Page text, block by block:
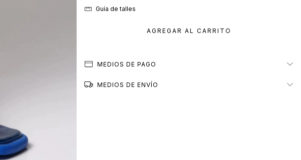
Guía de talles
MEDIOS DE PAGO
MEDIOS DE ENVÍO